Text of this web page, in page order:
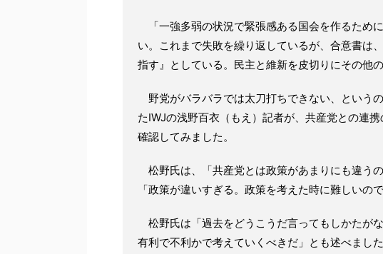
「一強多弱の状況で緊張感ある国会を作るため
い。これまで失敗を繰り返しているが、合意書は
指す』としている。民主と維新を皮切りにその他
野党がバラバラでは太刀打ちできない、という
たIWJの浅野百衣（もえ）記者が、共産党との連
確認してみました。
松野氏は、「共産党とは政策があまりにも違う
「政策が違いすぎる。政策を考えた時に難しいの
松野氏は「過去をどうこうだ言ってもしかたが
有利で不利かで考えていくべきだ」とも述べまし